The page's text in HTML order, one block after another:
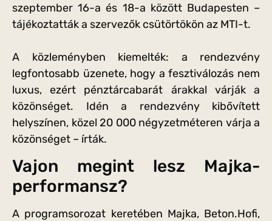
szeptember 16-a és 18-a között Budapesten –
tájékoztatták a szervezők csütörtökön az MTI-t.
A közleményben kiemelték: a rendezvény
legfontosabb üzenete, hogy a fesztiválozás nem
luxus, ezért pénztárcabarát árakkal várják a
közönséget. Idén a rendezvény kibővített
helyszínen, közel 20 000 négyzetméteren várja a
közönséget – írták.
Vajon megint lesz Majka-
performansz?
A programsorozat keretében Majka, Beton.Hofi,